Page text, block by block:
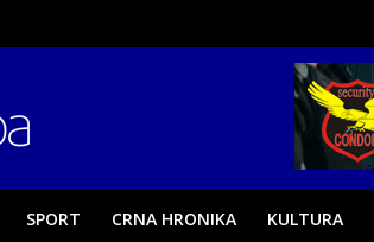
SPORT CRNA HRONIKA KULTURA